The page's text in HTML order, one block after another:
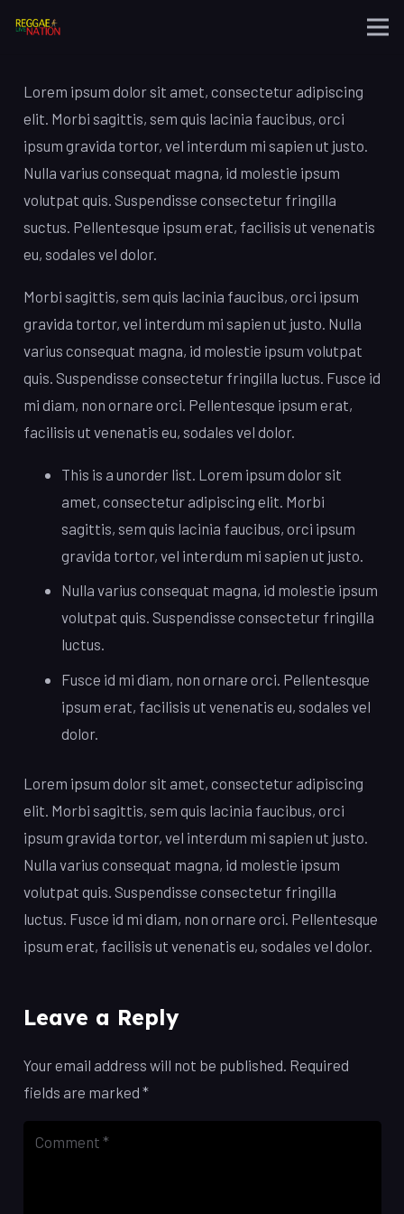
Lorem ipsum dolor sit amet, consectetur adipiscing
elit. Morbi sagittis, sem quis lacinia faucibus, orci
ipsum gravida tortor, vel interdum mi sapien ut justo.
Nulla varius consequat magna, id molestie ipsum
volutpat quis. Suspendisse consectetur fringilla
suctus. Pellentesque ipsum erat, facilisis ut venenatis
eu, sodales vel dolor.
Morbi sagittis, sem quis lacinia faucibus, orci ipsum
gravida tortor, vel interdum mi sapien ut justo. Nulla
varius consequat magna, id molestie ipsum volutpat
quis. Suspendisse consectetur fringilla luctus. Fusce id
mi diam, non ornare orci. Pellentesque ipsum erat,
facilisis ut venenatis eu, sodales vel dolor.
This is a unorder list. Lorem ipsum dolor sit
amet, consectetur adipiscing elit. Morbi
sagittis, sem quis lacinia faucibus, orci ipsum
gravida tortor, vel interdum mi sapien ut justo.
Nulla varius consequat magna, id molestie ipsum
volutpat quis. Suspendisse consectetur fringilla
luctus.
Fusce id mi diam, non ornare orci. Pellentesque
ipsum erat, facilisis ut venenatis eu, sodales vel
dolor.
Lorem ipsum dolor sit amet, consectetur adipiscing
elit. Morbi sagittis, sem quis lacinia faucibus, orci
ipsum gravida tortor, vel interdum mi sapien ut justo.
Nulla varius consequat magna, id molestie ipsum
volutpat quis. Suspendisse consectetur fringilla
luctus. Fusce id mi diam, non ornare orci. Pellentesque
ipsum erat, facilisis ut venenatis eu, sodales vel dolor.
Leave a Reply
Your email address will not be published. Required
fields are marked *